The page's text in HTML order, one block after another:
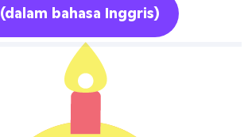
(dalam bahasa Inggris)